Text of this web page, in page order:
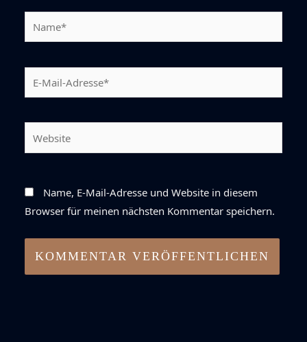
Mail-
Name, E-Mail-Adresse und Website in diesem
Browser für meinen nächsten Kommentar speichern.